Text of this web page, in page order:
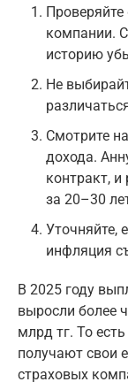
компании.
историю
Не
Смотрите
дохода.
контракт,
за 20–30
Уточняйте,
инфляция
В 2025 году
выросли более
млрд тг. То
получают свои
страховых